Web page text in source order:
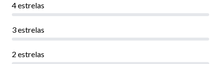
4 estrelas
3 estrelas
2 estrelas